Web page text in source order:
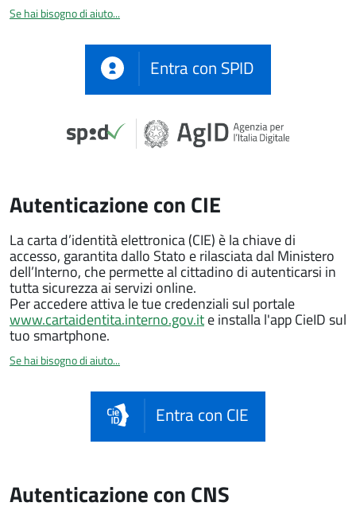
Se hai bisogno di aiuto...
Entra con SPID
Autenticazione con CIE
La carta d’identità elettronica (CIE) è la chiave di
accesso, garantita dallo Stato e rilasciata dal Ministero
dell’Interno, che permette al cittadino di autenticarsi in
tutta sicurezza ai servizi online.
Per accedere attiva le tue credenziali sul portale
www.cartaidentita.interno.gov.ite installa l'app CieID sul
tuo smartphone.
Se hai bisogno di aiuto...
Entra con CIE
Autenticazione con CNS